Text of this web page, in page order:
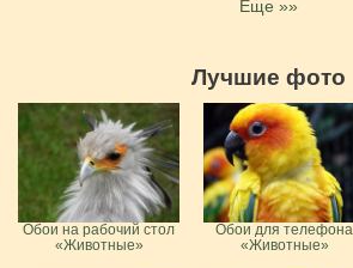
Еще »»
Лучшие фото
Обои на рабочий стол
«Животные»
Обои для телефона
«Животные»